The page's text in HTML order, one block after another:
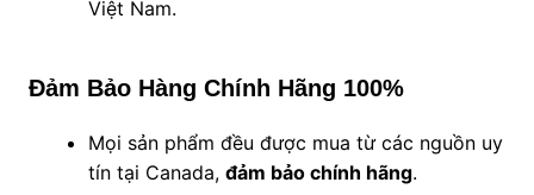
Việt Nam.
Đảm Bảo Hàng Chính Hãng 100%
Mọi sản phẩm đều được mua từ các nguồn uy
tín tại Canada, đảm bảo chính hãng.